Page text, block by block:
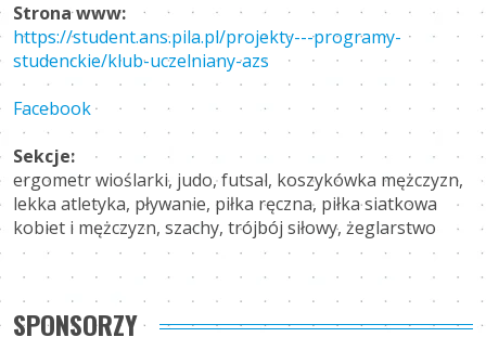
Strona www:
https://student.ans.pila.pl/projekty---programy-
studenckie/klub-uczelniany-azs
Facebook
Sekcje:
ergometr wioślarki, judo, futsal, koszykówka mężczyzn,
lekka atletyka, pływanie, piłka ręczna, piłka siatkowa
kobiet i mężczyzn, szachy, trójbój siłowy, żeglarstwo
SPONSORZY